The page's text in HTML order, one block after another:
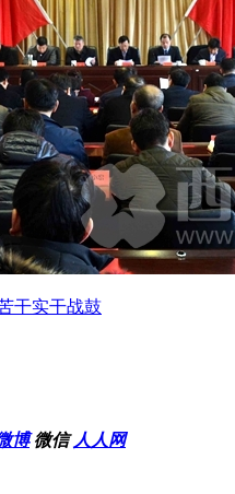
干实干战鼓
博 微信 人人网